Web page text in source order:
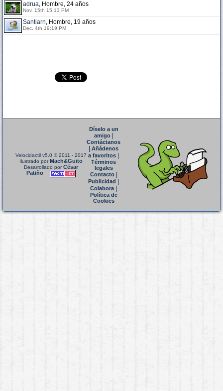
adrua, Hombre, 24 años
Nov. 15th 15:13 PM
Santiarn, Hombre, 19 años
Dec. 4th 19:19 PM
Velocidactil v5.0 © 2011 - 2017
Ilustrado porMach&Guito
Desarrollado porCésar
Patiño
Díselo a un
amigo|
Contáctanos
Añádenos
a favoritos
Términos
legales
Contacto|
Publicidad
Colabora|
Política de
Cookies